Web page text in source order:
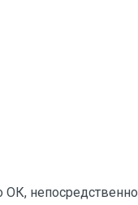
непосредственно